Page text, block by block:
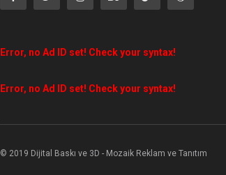
Error, no Ad ID set! Check your syntax!
Error, no Ad ID set! Check your syntax!
© 2019 Dijital Baskı ve 3D - Mozaik Reklam ve Tanıtım